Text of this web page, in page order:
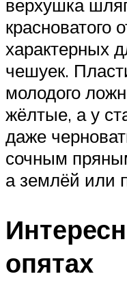
верхушка
красноватого
характерных
чешуек.
молодого
жёлтые, а у
даже
сочным
а землёй или
опятах